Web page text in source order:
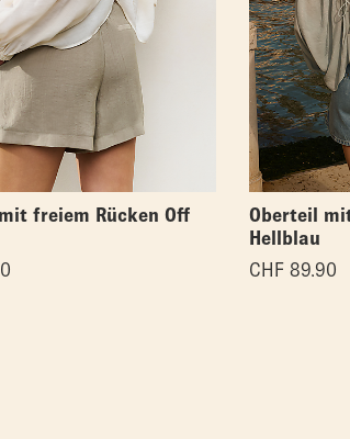
freiem Rücken Off
Oberteil
Hellblau
CHF 89.90